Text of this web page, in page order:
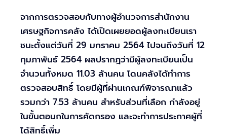
จากการตรวจสอบกับทางผู้อำนวจการสำนักงาน
เศรษฐกิจการคลัง ได้เปิดเผยยอดผู้ลงทะเบียนเรา
ชนะตั้งแต่วันที่ 29 มกราคม 2564 ไปจนถึงวันที่ 12
กุมภาพันธ์ 2564 ผลปรากฎว่ามีผู้ลงทะเบียนเป็น
จำนวนทั้งหมด 11.03 ล้านคน โดนคลังได้ทำการ
ตรวจสอบสิทธิ์ โดยมีผู้ที่ผ่านเกณฑ์พิจารณาแล้ว
รวมกว่า 7.53 ล้านคน สำหรับส่วนที่เลือก กำลังอยู่
ในขั้นตอนกในการคัดกรอง และจะทำการประกาศผู้ที่
ได้สิทธิ์เพิ่ม